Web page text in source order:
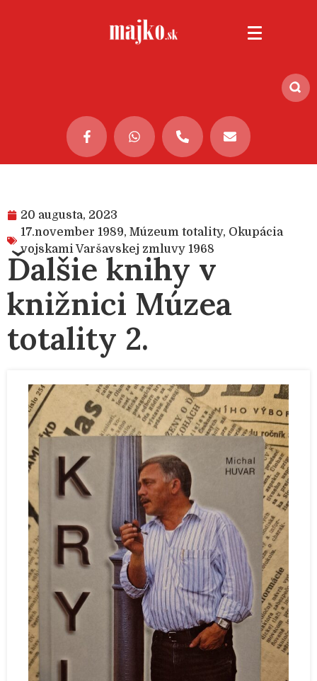
20 augusta, 2023
17.november 1989, Múzeum totality, Okupácia
vojskami Varšavskej zmluvy 1968
Ďalšie knihy v
knižnici Múzea
totality 2.